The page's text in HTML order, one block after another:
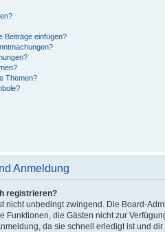
Beiträge einfügen?
Themen?
Anmeldung
registrieren?
nicht unbedingt zwingend. Die Board-
Funktionen, die Gästen nicht zur
da sie schnell erledigt ist und dir